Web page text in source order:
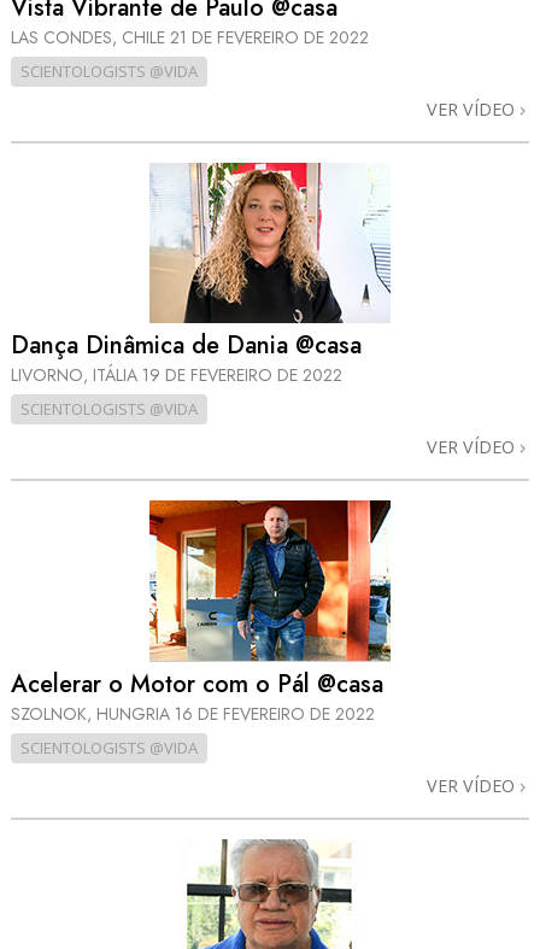
Vista Vibrante de Paulo @casa
LAS CONDES, CHILE 21 DE FEVEREIRO DE 2022
SCIENTOLOGISTS @VIDA
VER VÍDEO
Dança Dinâmica de Dania @casa
LIVORNO, ITÁLIA 19 DE FEVEREIRO DE 2022
SCIENTOLOGISTS @VIDA
VER VÍDEO
Acelerar o Motor com o Pál @casa
SZOLNOK, HUNGRIA 16 DE FEVEREIRO DE 2022
SCIENTOLOGISTS @VIDA
VER VÍDEO